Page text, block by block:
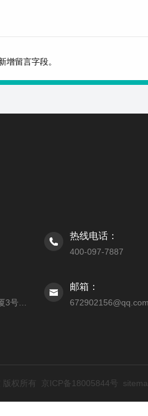
留言字段。
热线电话：
400-097-7887
北京市大兴区金星路奥宇科技大厦3号楼206室
邮箱：
672902156@qq.com
版权所有 京ICP备18005844号